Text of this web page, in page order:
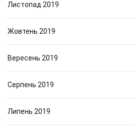
Листопад 2019
Жовтень 2019
Вересень 2019
Серпень 2019
Липень 2019